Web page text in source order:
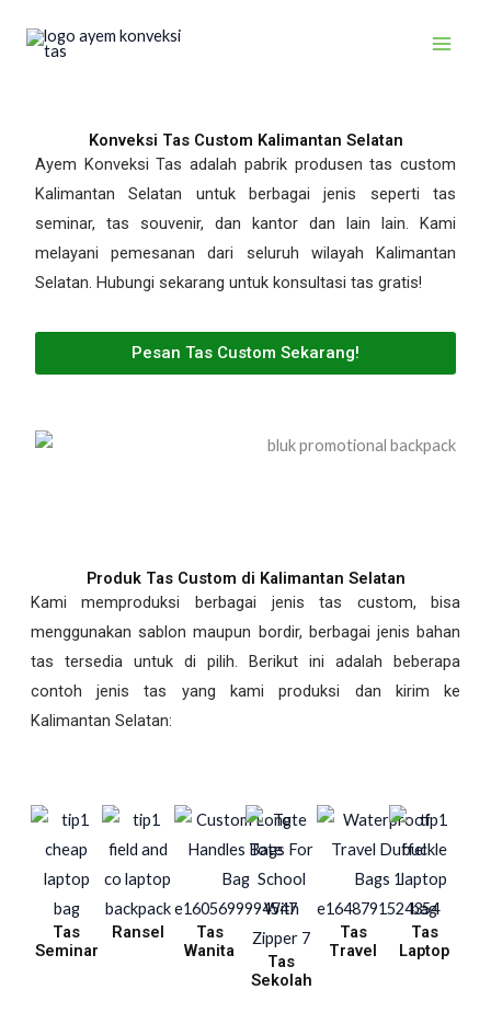
Konveksi Tas Custom Kalimantan Selatan
Ayem Konveksi Tas adalah pabrik produsen tas custom
Kalimantan Selatan untuk berbagai jenis seperti tas
seminar, tas souvenir, dan kantor dan lain lain. Kami
melayani pemesanan dari seluruh wilayah Kalimantan
Selatan. Hubungi sekarang untuk konsultasi tas gratis!
Pesan Tas Custom Sekarang!
Produk Tas Custom di Kalimantan Selatan
Kami memproduksi berbagai jenis tas custom, bisa
menggunakan sablon maupun bordir, berbagai jenis bahan
tas tersedia untuk di pilih. Berikut ini adalah beberapa
contoh jenis tas yang kami produksi dan kirim ke
Kalimantan Selatan:
Tas
Seminar
Ransel
Tas
Wanita
Tas
Sekolah
Tas
Travel
Tas
Laptop